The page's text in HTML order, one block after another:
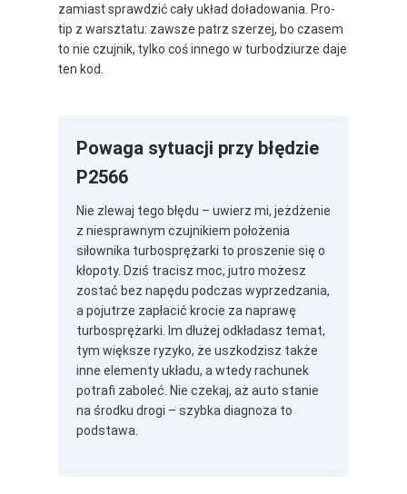
zamiast sprawdzić cały układ doładowania. Pro-
tip z warsztatu: zawsze patrz szerzej, bo czasem
to nie czujnik, tylko coś innego w turbodziurze daje
ten kod.
Powaga sytuacji przy błędzie
P2566
Nie zlewaj tego błędu – uwierz mi, jeżdżenie
z niesprawnym czujnikiem położenia
siłownika turbosprężarki to proszenie się o
kłopoty. Dziś tracisz moc, jutro możesz
zostać bez napędu podczas wyprzedzania,
a pojutrze zapłacić krocie za naprawę
turbosprężarki. Im dłużej odkładasz temat,
tym większe ryzyko, że uszkodzisz także
inne elementy układu, a wtedy rachunek
potrafi zaboleć. Nie czekaj, aż auto stanie
na środku drogi – szybka diagnoza to
podstawa.